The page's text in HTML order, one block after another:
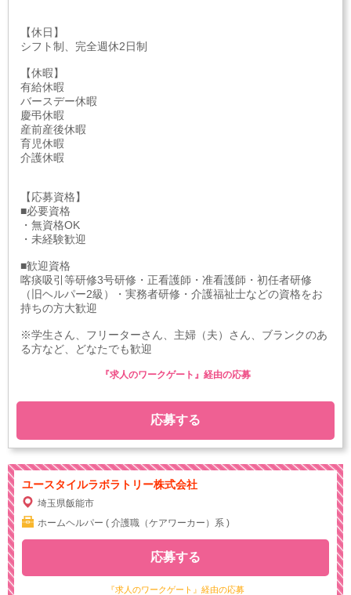
【休日】
シフト制、完全週休2日制
【休暇】
有給休暇
バースデー休暇
慶弔休暇
産前産後休暇
育児休暇
介護休暇
【応募資格】
■必要資格
・無資格OK
・未経験歓迎
■歓迎資格
喀痰吸引等研修3号研修・正看護師・准看護師・初任者研修
（旧ヘルパー2級）・実務者研修・介護福祉士などの資格をお
持ちの方大歓迎
※学生さん、フリーターさん、主婦（夫）さん、ブランクのあ
る方など、どなたでも歓迎
応募する
『求人のワークゲート』経由の応募
ユースタイルラボラトリー株式会社
埼玉県飯能市
ホームヘルパー ( 介護職（ケアワーカー）系 )
『求人のワークゲート』経由の応募
応募する